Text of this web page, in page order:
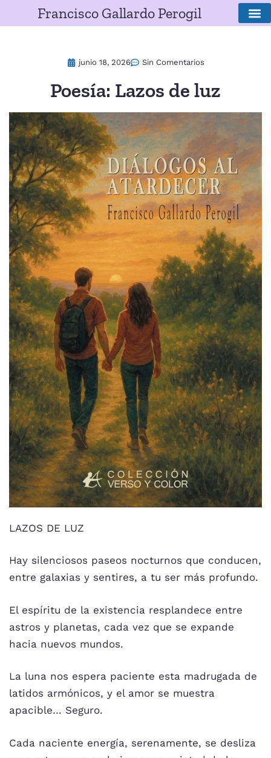
Francisco Gallardo Perogil
junio 18, 2026 Sin Comentarios
Poesía: Lazos de luz
LAZOS DE LUZ
Hay silenciosos paseos nocturnos que conducen,
entre galaxias y sentires, a tu ser más profundo.
El espíritu de la existencia resplandece entre
astros y planetas, cada vez que se expande
hacia nuevos mundos.
La luna nos espera paciente esta madrugada de
latidos armónicos, y el amor se muestra
apacible… Seguro.
Cada naciente energía, serenamente, se desliza